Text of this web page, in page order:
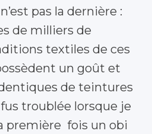
pas la dernière :
de milliers de
textiles de ces
un goût et
de teintures
troublée lorsque je
première fois un obi